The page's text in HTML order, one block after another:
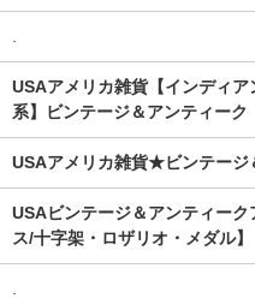
.
USAアメリカ雑貨【インディ
系】ビンテージ＆アンティーク
USAアメリカ雑貨★ビンテー
USAビンテージ＆アンティー
ス/十字架・ロザリオ・メダル】
.